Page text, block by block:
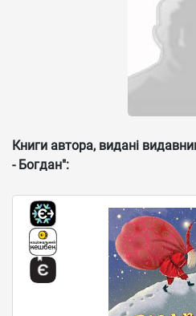
Книги автора, видані
- Богдан":